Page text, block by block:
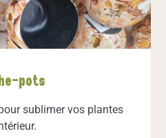
pots
sublimer vos plantes